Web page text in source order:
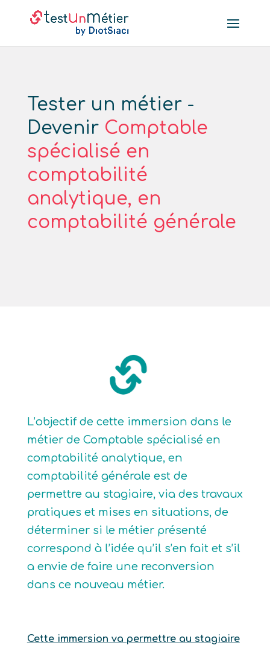
Tester un métier -
Devenir Comptable
spécialisé en
comptabilité
analytique, en
comptabilité générale
L’objectif de cette immersion dans le
métier de Comptable spécialisé en
comptabilité analytique, en
comptabilité générale est de
permettre au stagiaire, via des travaux
pratiques et mises en situations, de
déterminer si le métier présenté
correspond à l’idée qu’il s’en fait et s’il
a envie de faire une reconversion
dans ce nouveau métier.
Cette immersion va permettre au stagiaire